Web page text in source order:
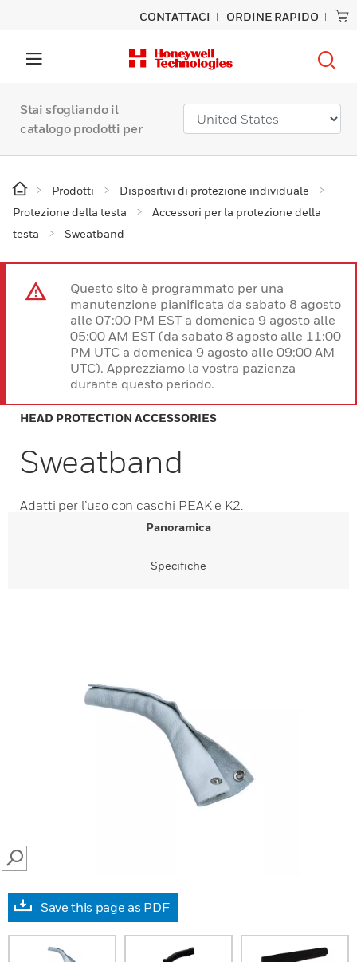
CONTATTACI ORDINE RAPIDO
Stai sfogliando il
catalogo prodotti per
Prodotti
Dispositivi di protezione individuale
Protezione della testa
Accessori per la protezione della
testa
Sweatband
Questo sito è programmato per una
manutenzione pianificata da sabato 8 agosto
alle 07:00 PM EST a domenica 9 agosto alle
05:00 AM EST (da sabato 8 agosto alle 11:00
PM UTC a domenica 9 agosto alle 09:00 AM
UTC). Apprezziamo la vostra pazienza
durante questo periodo.
HEAD PROTECTION ACCESSORIES
Sweatband
Adatti per l’uso con caschi PEAK e K2.
Panoramica
Specifiche
SEARCH
Save this page as PDF